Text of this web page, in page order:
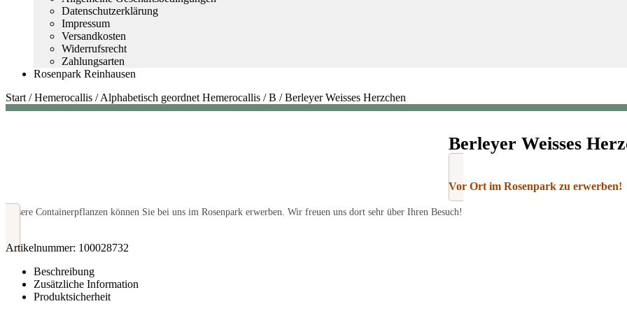
Datenschutzerklärung
Impressum
Versandkosten
Widerrufsrecht
Zahlungsarten
Rosenpark Reinhausen
Start /Hemerocallis /Alphabetisch geordnet Hemerocallis /B /Berleyer Weisses Herzchen
Berleyer Weisses
Vor Ort im Rosenpark zu erwerben!
Unsere Containerpflanzen können Sie bei uns im Rosenpark erwerben. Wir freuen uns dort sehr über Ihren Besuch!
Artikelnummer: 100028732
Beschreibung
Zusätzliche Information
Produktsicherheit